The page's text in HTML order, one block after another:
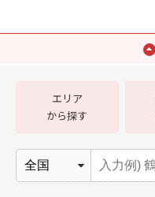
エリア
から探す